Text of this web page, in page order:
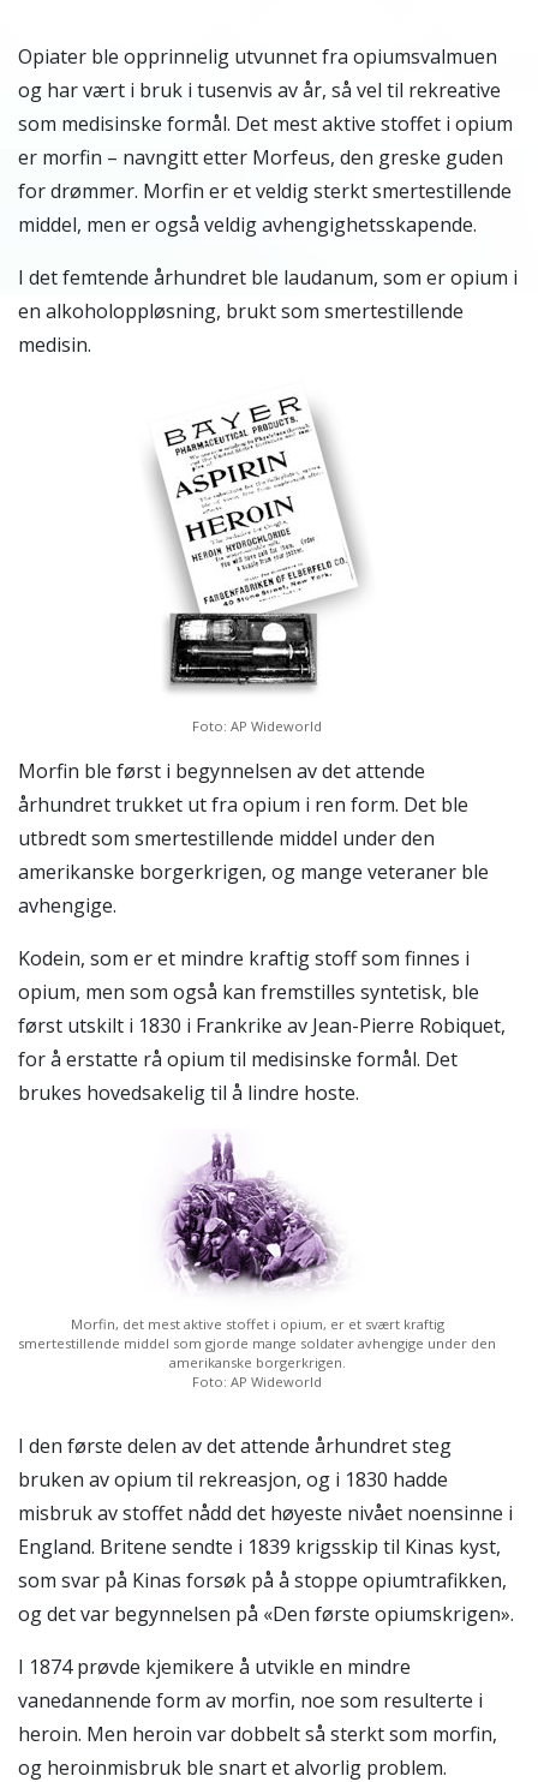
Opiater ble opprinnelig utvunnet fra opiumsvalmuen
og har vært i bruk i tusenvis av år, så vel til rekreative
som medisinske formål. Det mest aktive stoffet i opium
er morfin – navngitt etter Morfeus, den greske guden
for drømmer. Morfin er et veldig sterkt smertestillende
middel, men er også veldig avhengighetsskapende.
I det femtende århundret ble laudanum, som er opium i
en alkoholoppløsning, brukt som smertestillende
medisin.
Foto: AP Wideworld
Morfin ble først i begynnelsen av det attende
århundret trukket ut fra opium i ren form. Det ble
utbredt som smertestillende middel under den
amerikanske borgerkrigen, og mange veteraner ble
avhengige.
Kodein, som er et mindre kraftig stoff som finnes i
opium, men som også kan fremstilles syntetisk, ble
først utskilt i 1830 i Frankrike av Jean-Pierre Robiquet,
for å erstatte rå opium til medisinske formål. Det
brukes hovedsakelig til å lindre hoste.
Morfin, det mest aktive stoffet i opium, er et svært kraftig
smertestillende middel som gjorde mange soldater avhengige under den
amerikanske borgerkrigen.
Foto: AP Wideworld
I den første delen av det attende århundret steg
bruken av opium til rekreasjon, og i 1830 hadde
misbruk av stoffet nådd det høyeste nivået noensinne i
England. Britene sendte i 1839 krigsskip til Kinas kyst,
som svar på Kinas forsøk på å stoppe opiumtrafikken,
og det var begynnelsen på «Den første opiumskrigen».
I 1874 prøvde kjemikere å utvikle en mindre
vanedannende form av morfin, noe som resulterte i
heroin. Men heroin var dobbelt så sterkt som morfin,
og heroinmisbruk ble snart et alvorlig problem.